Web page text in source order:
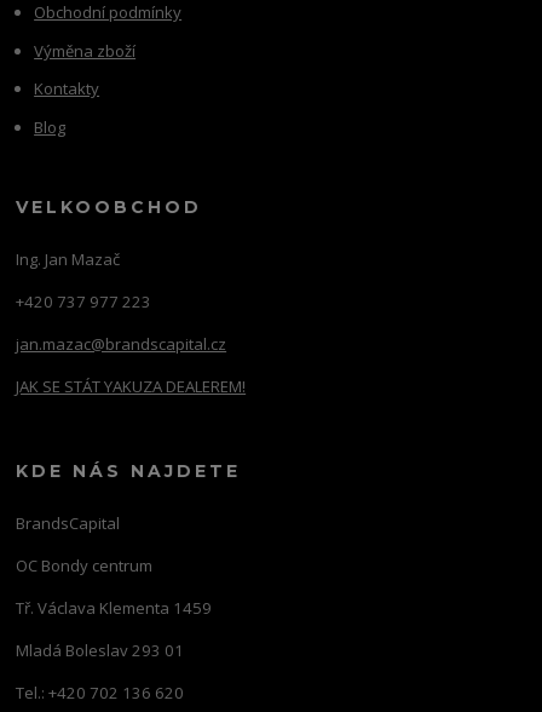
Obchodní podmínky
Výměna zboží
Kontakty
Blog
VELKOOBCHOD
Ing. Jan Mazač
+420 737 977 223
jan.mazac@brandscapital.cz
JAK SE STÁT YAKUZA DEALEREM!
KDE NÁS NAJDETE
BrandsCapital
OC Bondy centrum
Tř. Václava Klementa 1459
Mladá Boleslav 293 01
Tel.: +420 702 136 620